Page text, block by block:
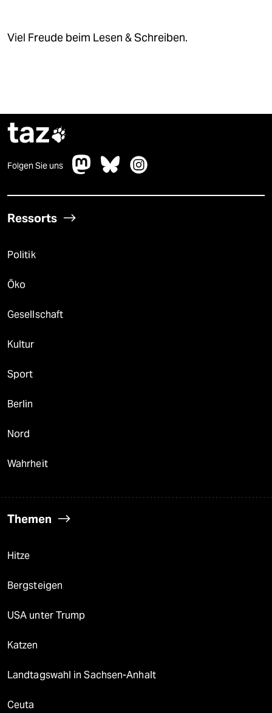
Viel Freude beim Lesen & Schreiben.
taz
Folgen Sie uns
Ressorts
Politik
Öko
Gesellschaft
Kultur
Sport
Berlin
Nord
Wahrheit
Themen
Hitze
Bergsteigen
USA unter Trump
Katzen
Landtagswahl in Sachsen-Anhalt
Ceuta